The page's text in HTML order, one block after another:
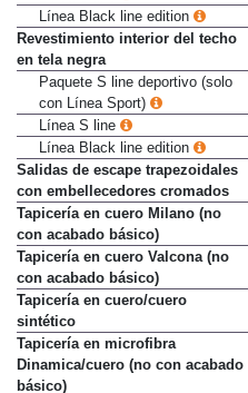
Línea S line
Línea Black line edition
Revestimiento interior del techo
en tela negra
Paquete S line deportivo (solo
con Línea Sport)
Línea S line
Línea Black line edition
Salidas de escape trapezoidales
con embellecedores cromados
Tapicería en cuero Milano (no
con acabado básico)
Tapicería en cuero Valcona (no
con acabado básico)
Tapicería en cuero/cuero
sintético
Tapicería en microfibra
Dinamica/cuero (no con acabado